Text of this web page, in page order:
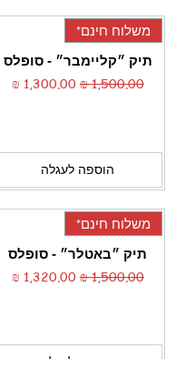
משלוח חינם*
תיק ״קליימבר״ - סופלס
מחיר רגיל‏1,500.00 ‏₪ מחיר מבצע
הוספה לעגלה
משלוח חינם*
תיק ״באטלר״ - סופלס
מחיר רגיל‏1,500.00 ‏₪ מחיר מבצע
הוספה לעגלה